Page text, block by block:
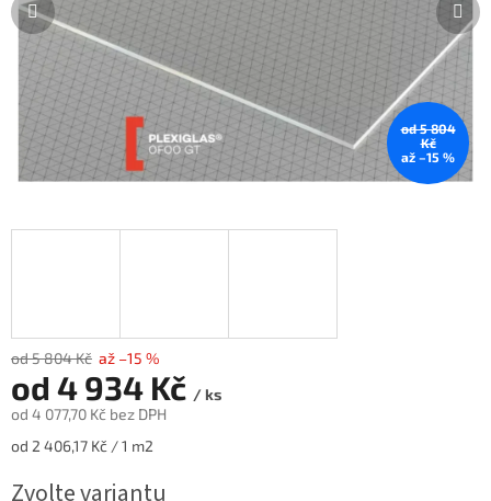
od 5 804
Kč
až –15 %
od 5 804 Kč až –15 %
od 4 934 Kč / ks
od 4 077,70 Kč bez DPH
Měrná
od 2 406,17 Kč / 1 m2
Zvolte variantu